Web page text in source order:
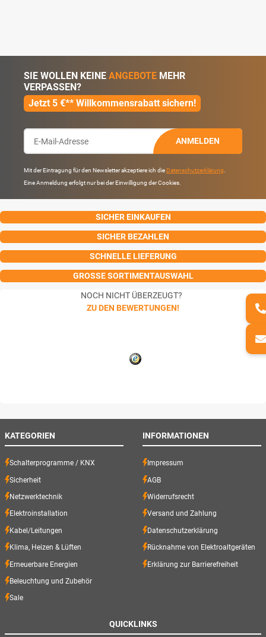
SIE WOLLEN KEINE ANGEBOTE MEHR
VERPASSEN?
Jetzt 5 €** Willkommensrabatt sichern!
ANMELDEN
Mit der Eintragung für den Newsletter akzeptiere ich die Datenschutzerklärung
Eine Anmeldung erfolgt nur bei der Einwilligung der Cookies.
SICHER EINKAUFEN
SICHER BEZAHLEN
SCHNELLE LIEFERUNG
GROSSE SORTIMENTAUSWAHL
NOCH NICHT ÜBERZEUGT?
ZU DEN BEWERTUNGEN!
KATEGORIEN
Schalterprogramme / KNX
Sicherheit
Netzwerktechnik
Elektroinstallation
Kabel/Leitungen
Klima, Heizen & Lüften
Erneuerbare Energien
Beleuchtung und Zubehör
Sale
INFORMATIONEN
Impressum
AGB
Widerrufsrecht
Versand und Zahlung
Datenschutzerklärung
Rücknahme von Elektroaltgeräten
Erklärung zur Barrierefreiheit
QUICKLINKS